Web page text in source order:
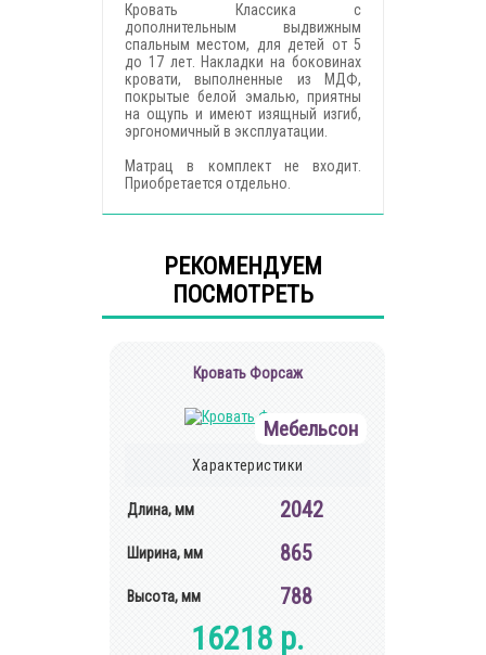
Кровать Классика с
дополнительным выдвижным
спальным местом, для детей от 5
до 17 лет. Накладки на боковинах
кровати, выполненные из МДФ,
покрытые белой эмалью, приятны
на ощупь и имеют изящный изгиб,
эргономичный в эксплуатации.
Матрац в комплект не входит.
Приобретается отдельно.
РЕКОМЕНДУЕМ
ПОСМОТРЕТЬ
Кровать Форсаж
Мебельсон
Характеристики
Длина, мм 2042
Ширина, мм 865
Высота, мм 788
16218 р.